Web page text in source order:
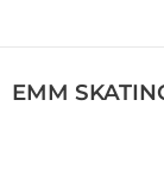
EMM